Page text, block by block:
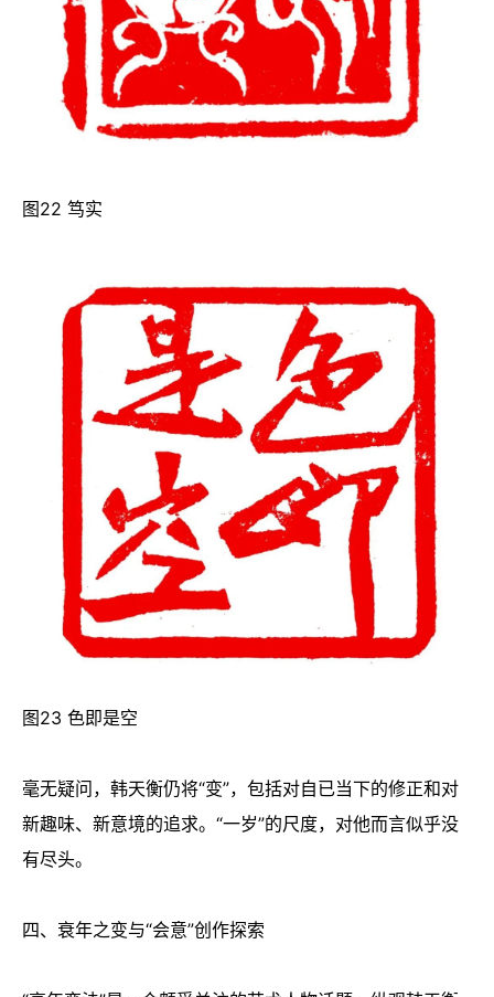
图22 笃实
图23 色即是空
毫无疑问，韩天衡仍将“变”，包括对自已当下的修正和对
新趣味、新意境的追求。“一岁”的尺度，对他而言似乎没
有尽头。
四、衰年之变与“会意”创作探索